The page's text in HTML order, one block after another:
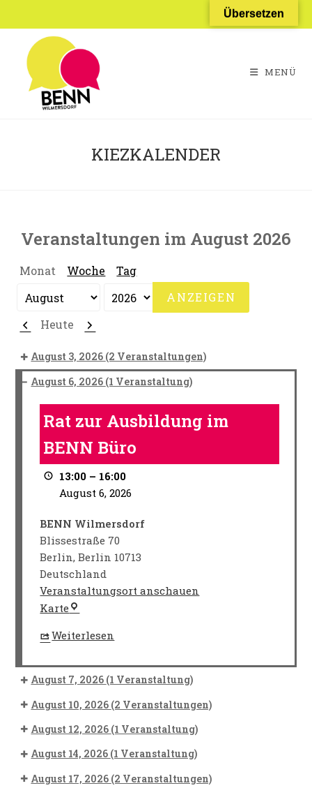
Inhalt
springen
MENÜ
KIEZKALENDER
Veranstaltungen im August 2026
Monat Woche Tag
Monat
Jahr
Zurück
Heute Weiter
August 3, 2026 (2 Veranstaltungen)
August 6, 2026 (1 Veranstaltung)
zur
Ausbildung
im
BENN
Büro
Rat zur Ausbildung im
BENN Büro
13:00 – 16:00
August 6, 2026
BENN Wilmersdorf
Blissestraße 70
Berlin,Berlin 10713
Deutschland
Veranstaltungsort anschauen
KarteBENN
Weiterlesen
August 7, 2026 (1 Veranstaltung)
August 10, 2026 (2 Veranstaltungen)
August 12, 2026 (1 Veranstaltung)
August 14, 2026 (1 Veranstaltung)
August 17, 2026 (2 Veranstaltungen)
Übersetzen